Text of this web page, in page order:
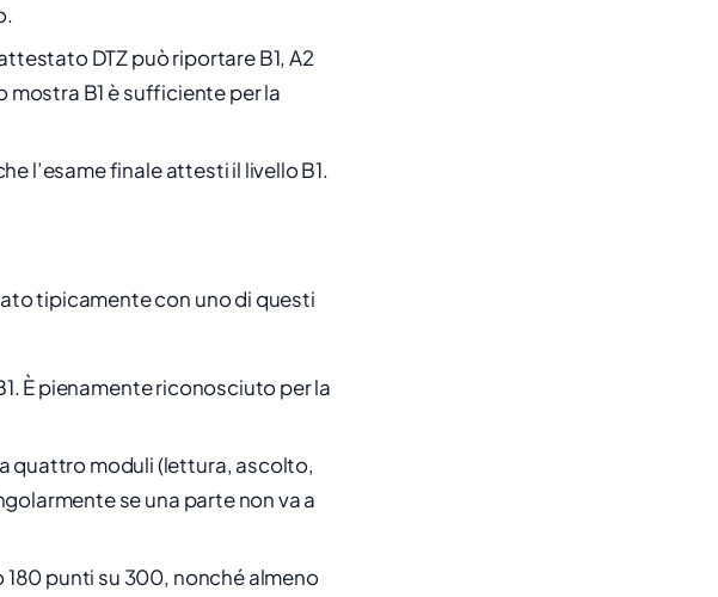
DTZ può riportare B1, A2
B1 è sufficiente per la
l’esame finale attesti il livello B1.
tipicamente con uno di questi
È pienamente riconosciuto per la
quattro moduli (lettura, ascolto,
se una parte non va a
punti su 300, nonché almeno